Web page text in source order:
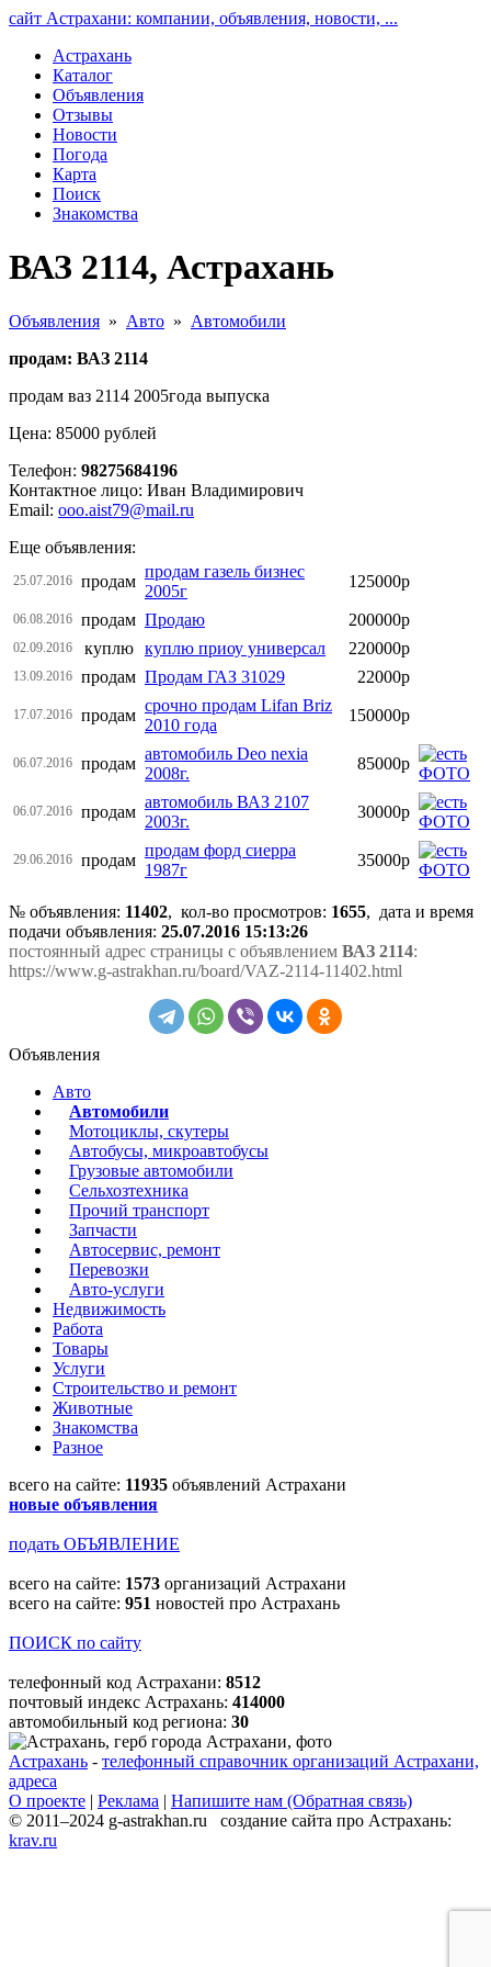
сайт Астрахани: компании, объявления, новости, ...
Астрахань
Каталог
Объявления
Отзывы
Новости
Погода
Карта
Поиск
Знакомства
ВАЗ 2114, Астрахань
Объявления » Авто » Автомобили
продам: ВАЗ 2114
продам ваз 2114 2005года выпуска
Цена: 85000 рублей
Телефон: 98275684196
Контактное лицо: Иван Владимирович
Email: ooo.aist79@mail.ru
Еще объявления:
25.07.2016 продам
продам газель бизнес
2005г
125000р
06.08.2016 продам Продаю 200000р
02.09.2016 куплю куплю приоу универсал 220000р
13.09.2016 продам Продам ГАЗ 31029 22000р
17.07.2016 продам
срочно продам Lifan Briz
2010 года
150000р
06.07.2016 продам
автомобиль Deo nexia
2008г.
85000р
06.07.2016 продам
автомобиль ВАЗ 2107
2003г.
30000р
29.06.2016 продам
продам форд сиерра
1987г
35000р
№ объявления: 11402, кол-во просмотров: 1655, дата и время
подачи объявления: 25.07.2016 15:13:26
постоянный адрес страницы с объявлением ВАЗ 2114:
https://www.g-astrakhan.ru/board/VAZ-2114-11402.html
Объявления
Авто
Автомобили
Мотоциклы, скутеры
Автобусы, микроавтобусы
Грузовые автомобили
Сельхозтехника
Прочий транспорт
Запчасти
Автосервис, ремонт
Перевозки
Авто-услуги
Недвижимость
Работа
Товары
Услуги
Строительство и ремонт
Животные
Знакомства
Разное
всего на сайте: 11935 объявлений Астрахани
новые объявления
подать ОБЪЯВЛЕНИЕ
всего на сайте: 1573 организаций Астрахани
всего на сайте: 951 новостей про Астрахань
ПОИСК по сайту
телефонный код Астрахани: 8512
почтовый индекс Астрахань: 414000
автомобильный код региона: 30
Астрахань - телефонный справочник организаций Астрахани,
адреса
О проекте | Реклама | Напишите нам (Обратная связь)
© 2011–2024 g-astrakhan.ru создание сайта про Астрахань:
krav.ru